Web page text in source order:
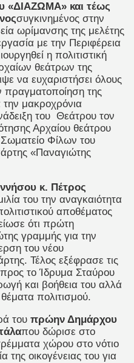
«ΔΙΑΖΩΜΑ» και τέως
συγκινημένος στην
ωρίμανσης της μελέτης
με την Περιφέρεια
η πολιτιστική
θεάτρων της
να ευχαριστήσει όλους
της
την μακροχρόνια
του Θεάτρου τον
Αρχαίου θεάτρου
Φίλων του
«Παναγιώτης
κ. Πέτρος
του την αναγκαιότητα
αποθέματος
ότι πρώτη
γραμμής για την
του νέου
Τέλος εξέφρασε τις
προς το Ίδρυμα Σταύρου
και βοήθεια του αλλά
πολιτισμού.
του πρώην Δημάρχου
που δώρισε στο
χώρου στο νότιο
της οικογένειας του για